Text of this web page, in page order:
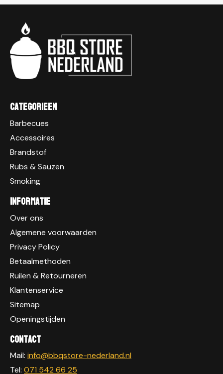
Categorieen
Barbecues
Accessoires
Brandstof
Rubs & Sauzen
Smoking
Informatie
Over ons
Algemene voorwaarden
Privacy Policy
Betaalmethoden
Ruilen & Retourneren
Klantenservice
Sitemap
Openingstijden
Contact
Mail: info@bbqstore-nederland.nl
Tel: 071 542 66 25